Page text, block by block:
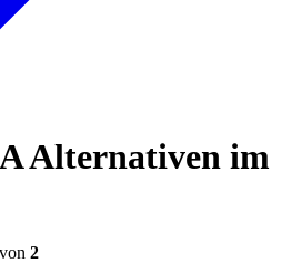
Alternativen im
von 2